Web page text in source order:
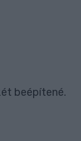
beépítené.